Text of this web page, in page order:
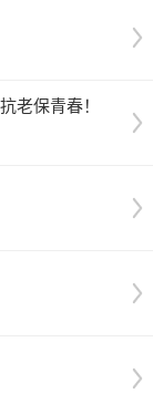
老保青春！